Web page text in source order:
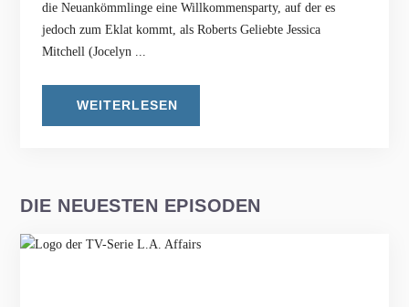
die Neuankömmlinge eine Willkommensparty, auf der es
jedoch zum Eklat kommt, als Roberts Geliebte Jessica
Mitchell (Jocelyn ...
WEITERLESEN
DIE NEUESTEN EPISODEN